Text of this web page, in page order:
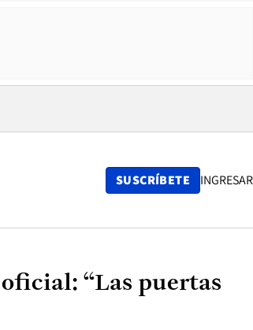
SUSCRÍBETE INGRESAR
“Las puertas